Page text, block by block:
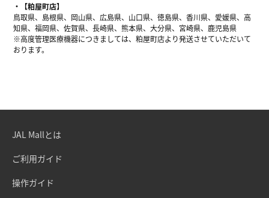
【粕屋町店】
鳥取県、島根県、岡山県、広島県、山口県、徳島県、香川県、愛媛県、高
知県、福岡県、佐賀県、長崎県、熊本県、大分県、宮崎県、鹿児島県
※高度管理医療機器につきましては、粕屋町店より発送させていただいて
おります。
JAL Mallとは
ご利用ガイド
操作ガイド